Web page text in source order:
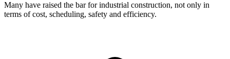
Many have raised the bar for industrial construction, not only in
terms of cost, scheduling, safety and efficiency.